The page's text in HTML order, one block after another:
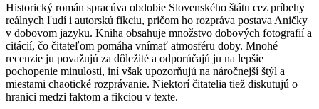
Historický román spracúva obdobie Slovenského štátu cez príbehy
reálnych ľudí i autorskú fikciu, pričom ho rozpráva postava Aničky
v dobovom jazyku. Kniha obsahuje množstvo dobových fotografií a
citácií, čo čitateľom pomáha vnímať atmosféru doby. Mnohé
recenzie ju považujú za dôležité a odporúčajú ju na lepšie
pochopenie minulosti, iní však upozorňujú na náročnejší štýl a
miestami chaotické rozprávanie. Niektorí čitatelia tiež diskutujú o
hranici medzi faktom a fikciou v texte.